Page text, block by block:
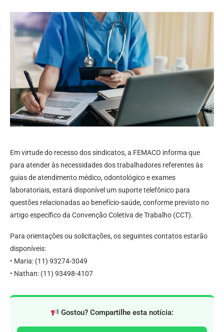
Em virtude do recesso dos sindicatos, a FEMACO informa que
para atender às necessidades dos trabalhadores referentes às
guias de atendimento médico, odontológico e exames
laboratoriais, estará disponível um suporte telefônico para
questões relacionadas ao benefício-saúde, conforme previsto no
artigo específico da Convenção Coletiva de Trabalho (CCT).
Para orientações ou solicitações, os seguintes contatos estarão
disponíveis:
• Maria: (11) 93274-3049
• Nathan: (11) 93498-4107
Gostou? Compartilhe esta notícia: